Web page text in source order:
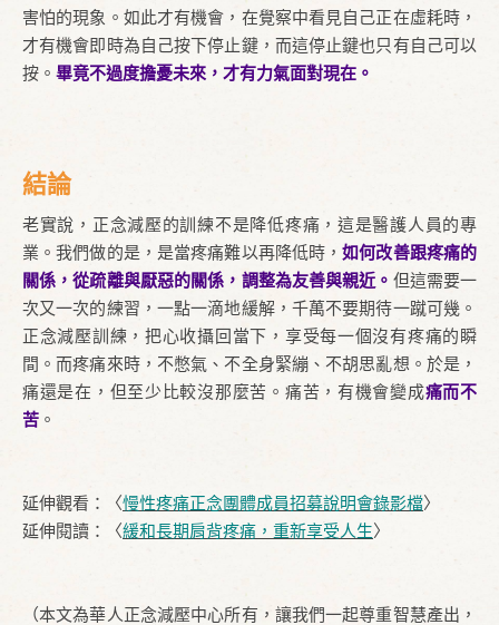
害怕的現象。如此才有機會，在覺察中看見自己正在虛耗時，
才有機會即時為自己按下停止鍵，而這停止鍵也只有自己可以
按。 畢竟不過度擔憂未來，才有力氣面對現在。
結論
老實說，正念減壓的訓練不是降低疼痛，這是醫護人員的專
業。我們做的是，是當疼痛難以再降低時，如何改善跟疼痛的
關係，從疏離與厭惡的關係，調整為友善與親近。 但這需要一
次又一次的練習，一點一滴地緩解，千萬不要期待一蹴可幾。
正念減壓訓練，把心收攝回當下，享受每一個沒有疼痛的瞬
間。而疼痛來時，不憋氣、不全身緊繃、不胡思亂想。於是，
痛還是在，但至少比較沒那麼苦。痛苦，有機會變成痛而不
苦 。
延伸觀看：〈慢性疼痛正念團體成員招募說明會錄影檔〉
延伸閱讀：〈緩和長期肩背疼痛，重新享受人生〉
（本文為華人正念減壓中心所有，讓我們一起尊重智慧產出，